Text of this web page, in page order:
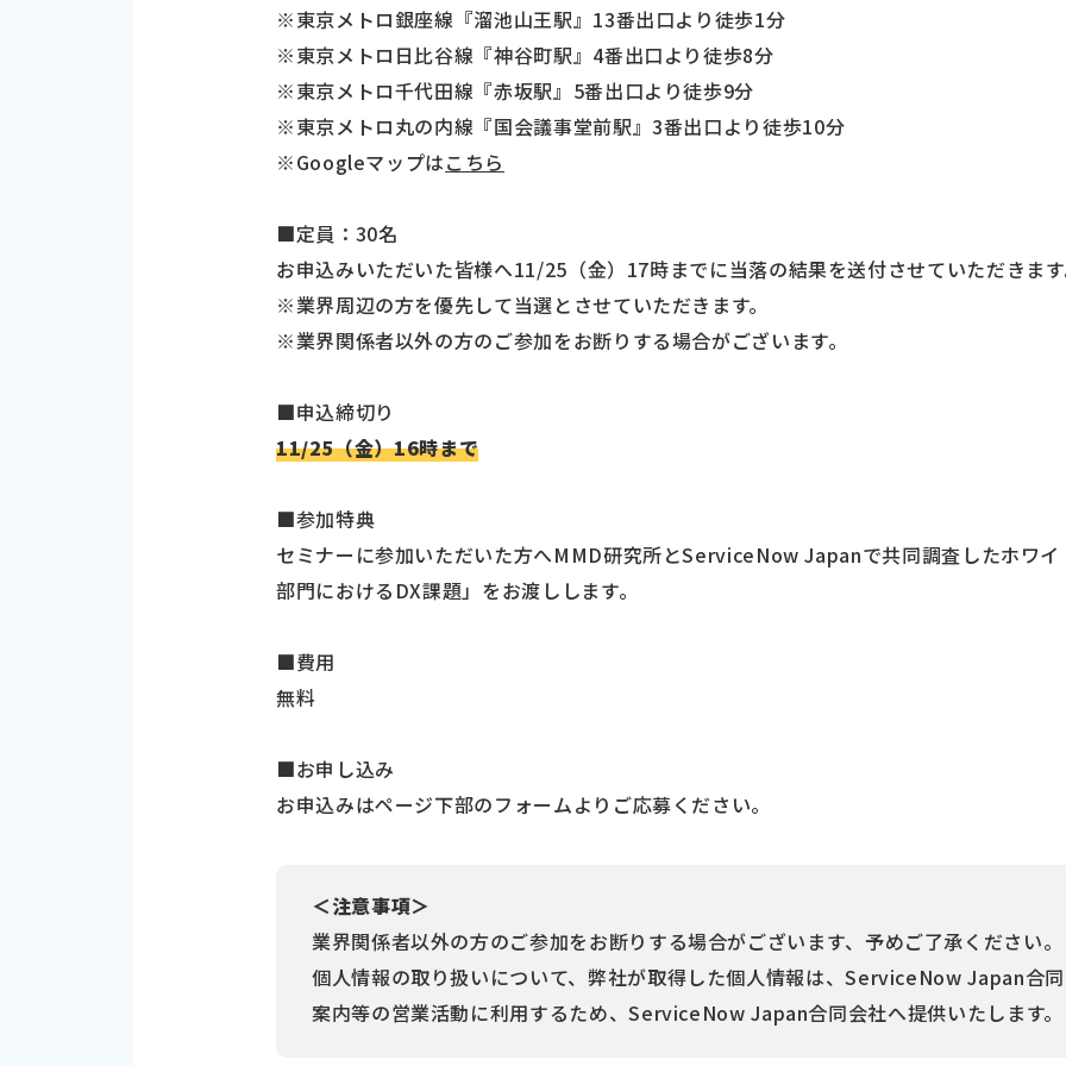
※東京メトロ銀座線『溜池山王駅』13番出口より徒歩1分
※東京メトロ日比谷線『神谷町駅』4番出口より徒歩8分
※東京メトロ千代田線『赤坂駅』5番出口より徒歩9分
※東京メトロ丸の内線『国会議事堂前駅』3番出口より徒歩10分
※Googleマップはこちら
■定員：30名
お申込みいただいた皆様へ11/25（金）17時までに当落の結果を送付させていただきま
※業界周辺の方を優先して当選とさせていただきます。
※業界関係者以外の方のご参加をお断りする場合がございます。
■申込締切り
11/25（金）16時まで
■参加特典
セミナーに参加いただいた方へMMD研究所とServiceNow Japanで共同調査したホワ
部門におけるDX課題」をお渡しします。
■費用
無料
■お申し込み
お申込みはページ下部のフォームよりご応募ください。
＜注意事項＞
業界関係者以外の方のご参加をお断りする場合がございます、予めご了承ください。
個人情報の取り扱いについて、弊社が取得した個人情報は、ServiceNow Japan合
案内等の営業活動に利用するため、ServiceNow Japan合同会社へ提供いたします。